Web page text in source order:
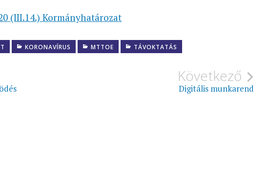
(III.14.) Kormányhatározat
KORONAVÍRUS MTTOE TÁVOKTATÁS
Következő
Digitális munkarend